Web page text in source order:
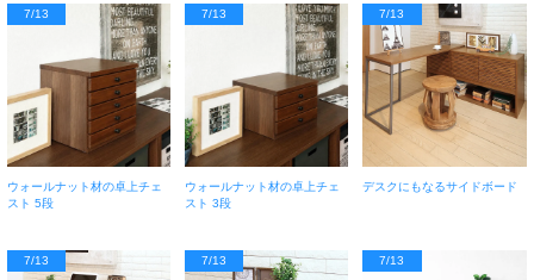
7/13
ウォールナット材の卓上チェ
スト 5段
7/13
ウォールナット材の卓上チェ
スト 3段
7/13
デスクにもなるサイドボード
7/13 7/13 7/13